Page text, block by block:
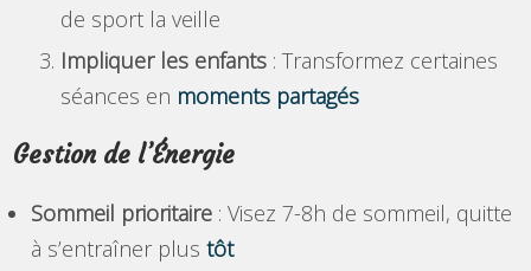
de sport la veille
Impliquer les enfants : Transformez certaines
séances en moments partagés
Gestion de l’Énergie
Sommeil prioritaire : Visez 7-8h de sommeil, quitte
à s’entraîner plustôt